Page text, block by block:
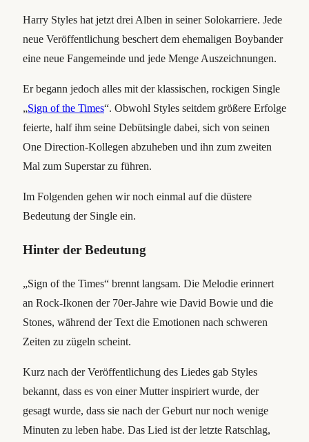
Harry Styles hat jetzt drei Alben in seiner Solokarriere. Jede
neue Veröffentlichung beschert dem ehemaligen Boybander
eine neue Fangemeinde und jede Menge Auszeichnungen.
Er begann jedoch alles mit der klassischen, rockigen Single
„Sign of the Times“. Obwohl Styles seitdem größere Erfolge
feierte, half ihm seine Debütsingle dabei, sich von seinen
One Direction-Kollegen abzuheben und ihn zum zweiten
Mal zum Superstar zu führen.
Im Folgenden gehen wir noch einmal auf die düstere
Bedeutung der Single ein.
Hinter der Bedeutung
„Sign of the Times“ brennt langsam. Die Melodie erinnert
an Rock-Ikonen der 70er-Jahre wie David Bowie und die
Stones, während der Text die Emotionen nach schweren
Zeiten zu zügeln scheint.
Kurz nach der Veröffentlichung des Liedes gab Styles
bekannt, dass es von einer Mutter inspiriert wurde, der
gesagt wurde, dass sie nach der Geburt nur noch wenige
Minuten zu leben habe. Das Lied ist der letzte Ratschlag,